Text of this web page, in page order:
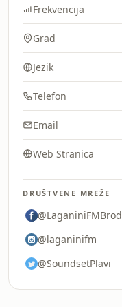
Frekvencija
Grad
Jezik
Telefon
Email
Web Stranica
DRUŠTVENE MREŽE
@LaganiniFMBrod
@laganinifm
@SoundsetPlavi